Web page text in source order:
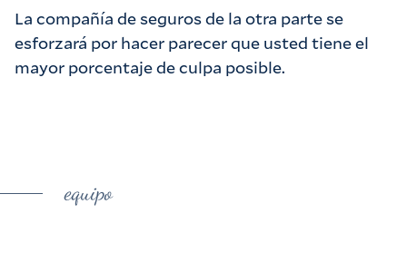
La compañía de seguros de la otra parte se
esforzará por hacer parecer que usted tiene el
mayor porcentaje de culpa posible.
equipo